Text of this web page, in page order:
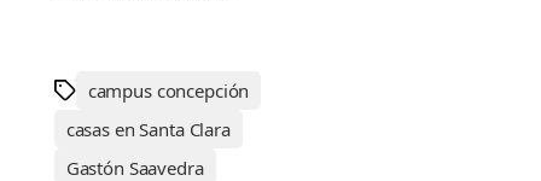
campus concepción
casas en Santa Clara
Gastón Saavedra